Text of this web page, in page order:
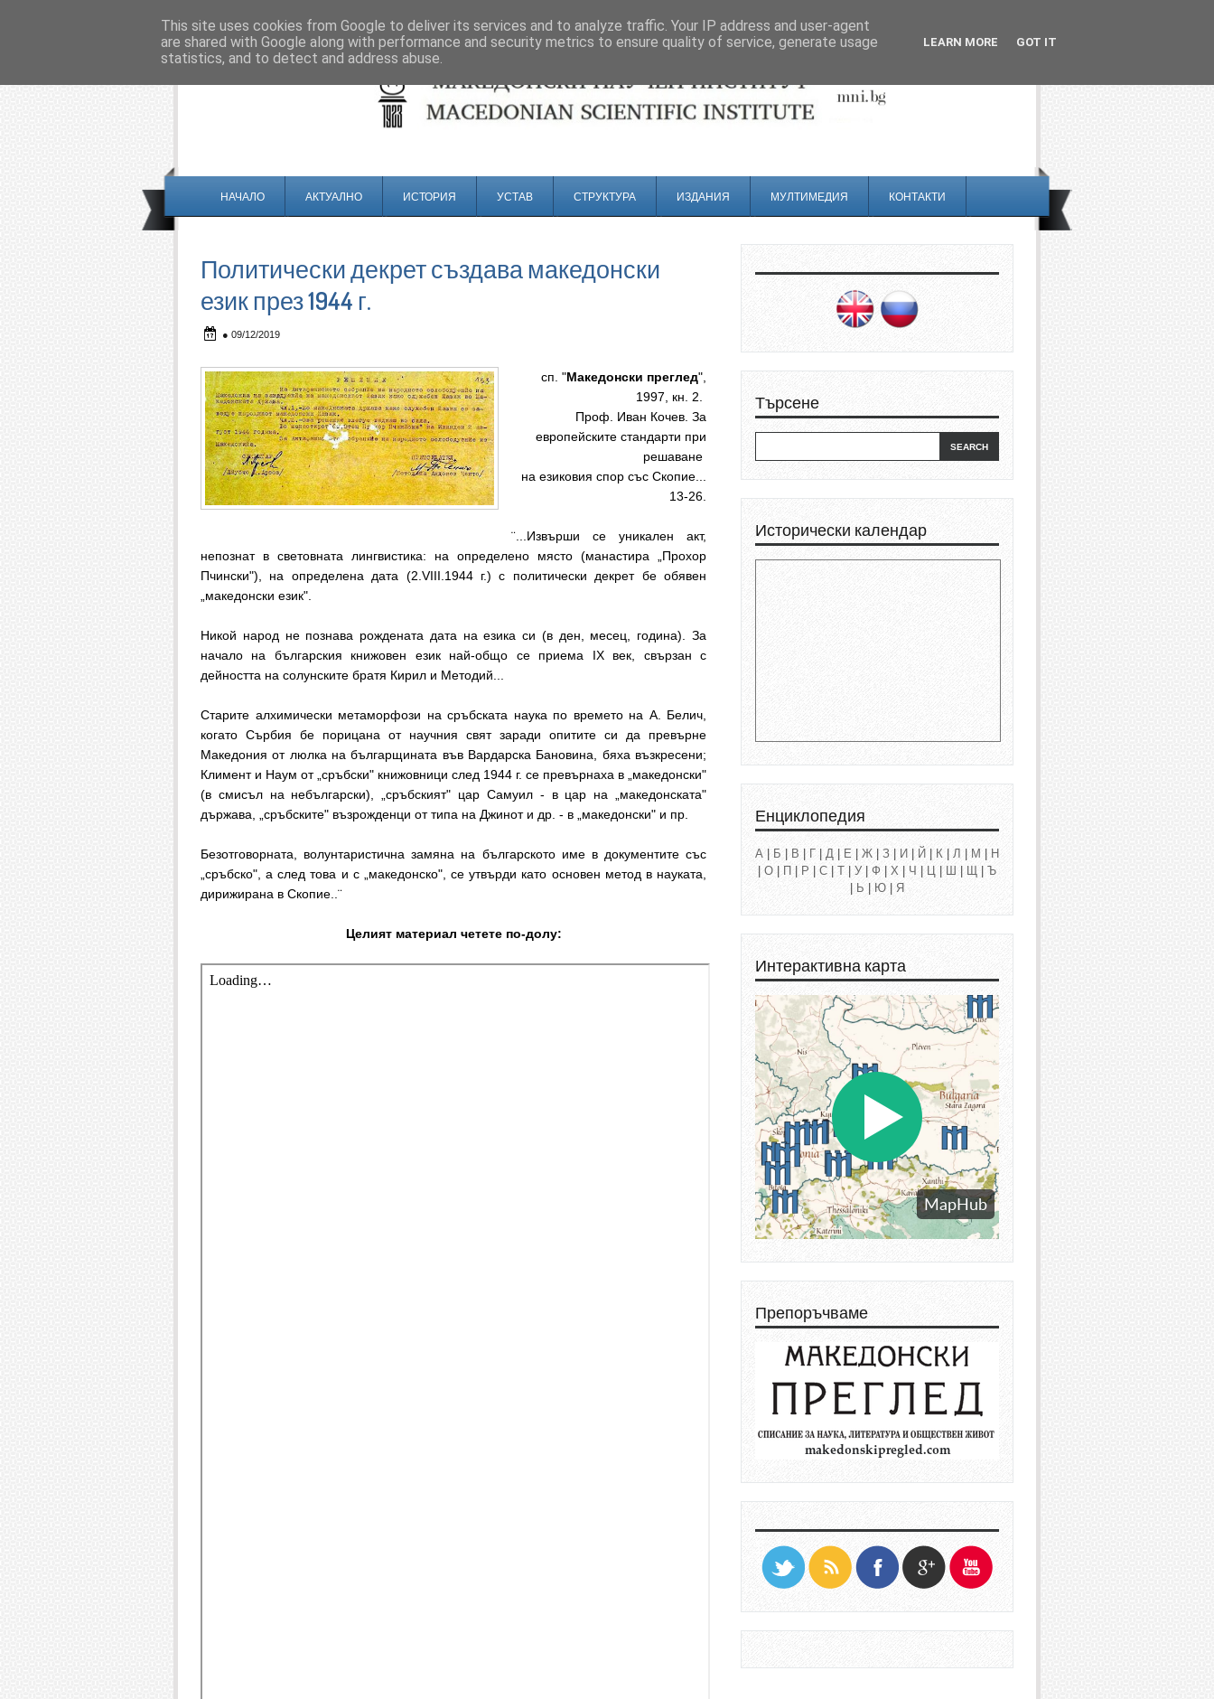
НАЧАЛО АКТУАЛНО ИСТОРИЯ УСТАВ СТРУКТУРА ИЗДАНИЯ МУЛТИМЕДИЯ КОНТАКТИ
Политически декрет създава македонски
език през 1944 г.
● 09/12/2019
сп. "Македонски преглед",
1997, кн. 2.
Проф. Иван Кочев. За
европейските стандарти при
решаване
на езиковия спор със Скопие...
13-26.
¨...Извърши се уникален акт,
непознат в световната лингвистика: на определено място (манастира „Прохор
Пчински"), на определена дата (2.VIII.1944 г.) с политически декрет бе обявен
„македонски език".
Никой народ не познава рождената дата на езика си (в ден, месец, година). За
начало на българския книжовен език най-общо се приема IX век, свързан с
дейността на солунските братя Кирил и Методий...
Старите алхимически метаморфози на сръбската наука по времето на А. Белич,
когато Сърбия бе порицана от научния свят заради опитите си да превърне
Македония от люлка на българщината във Вардарска Бановина, бяха възкресени;
Климент и Наум от „сръбски" книжовници след 1944 г. се превърнаха в „македонски"
(в смисъл на небългарски), „сръбският" цар Самуил - в цар на „македонската"
държава, „сръбските" възрожденци от типа на Джинот и др. - в „македонски" и пр.
Безотговорната, волунтаристична замяна на българското име в документите със
„сръбско", а след това и с „македонско", се утвърди като основен метод в науката,
дирижирана в Скопие..¨
Целият материал четете по-долу:
Търсене
Исторически календар
Енциклопедия
А Б В Г Д Е Ж З И Й К Л М
Н
О П Р С Т У Ф Х Ч Ц Ш Щ
Ъ
Ь Ю Я
Интерактивна карта
Препоръчваме
This site uses cookies from Google to deliver its services and to analyze traffic. Your IP address and user-agent
are shared with Google along with performance and security metrics to ensure quality of service, generate usage
statistics, and to detect and address abuse.
LEARN MORE GOT IT